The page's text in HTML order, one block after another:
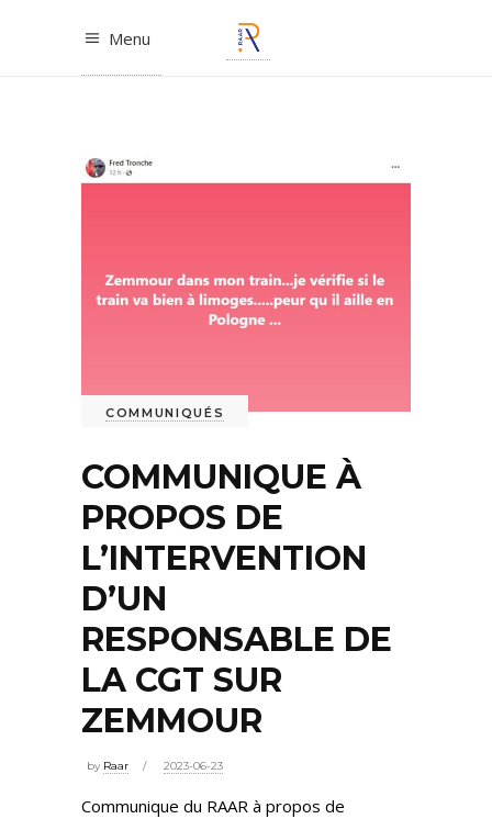
Menu
COMMUNIQUÉS
COMMUNIQUE À
PROPOS DE
L’INTERVENTION
D’UN
RESPONSABLE DE
LA CGT SUR
ZEMMOUR
by Raar 2023-06-23
Communique du RAAR à propos de